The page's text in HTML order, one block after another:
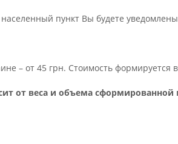
пункт Вы будете
– от 45 грн. Стоимость
от веса и объема сформированной